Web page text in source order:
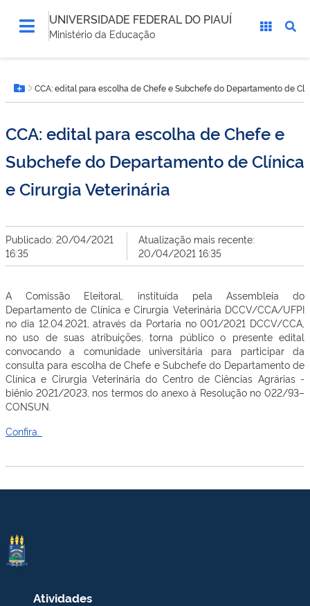
UNIVERSIDADE FEDERAL DO PIAUÍ
Ministério da Educação
está
aqui:Botão Menu
CCA: edital para escolha de Chefe e Subchefe do Departamento de
CCA: edital para escolha de Chefe e
Subchefe do Departamento de Clínica
e Cirurgia Veterinária
Publicado: 20/04/2021
16:35
Atualização mais recente:
20/04/2021 16:35
A Comissão Eleitoral, instituída pela Assembleia do
Departamento de Clínica e Cirurgia Veterinária DCCV/CCA/UFPI
no dia 12.04.2021, através da Portaria no 001/2021 DCCV/CCA,
no uso de suas atribuições, torna público o presente edital
convocando a comunidade universitária para participar da
consulta para escolha de Chefe e Subchefe do Departamento de
Clínica e Cirurgia Veterinária do Centro de Ciências Agrárias -
biênio 2021/2023, nos termos do anexo à Resolução no 022/93–
CONSUN.
Confira.
Atividades